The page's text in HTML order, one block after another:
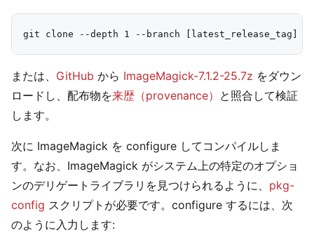
または、 GitHub から ImageMagick-7.1.2-25.7z をダウン
ロードし、配布物を来歴（provenance） と照合して検証
します。
次に ImageMagick を configure してコンパイルしま
す。なお、ImageMagick がシステム上の特定のオプショ
ンのデリゲートライブラリを見つけられるように、 pkg-
config スクリプトが必要です。configure するには、次
のように入力します: